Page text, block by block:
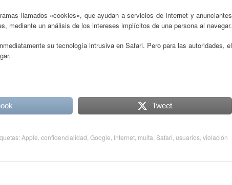
llamados «cookies», que ayudan a servicios de Internet y anunciantes
mediante un análisis de los intereses implícitos de una persona al navegar.
su tecnología intrusiva en Safari. Pero para las autoridades, el
Tweet
Apple confidencialidad Google Internet multa Safari usuarios violación